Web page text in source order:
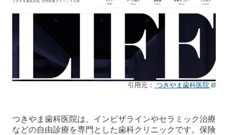
引用元： つきやま歯科医院
つきやま歯科医院は、インビザラインやセラミック治療
などの自由診療を専門とした歯科クリニックです。保険